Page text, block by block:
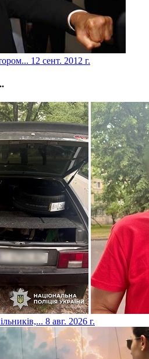
12 сент. 2012 г.
8 авг. 2026 г.